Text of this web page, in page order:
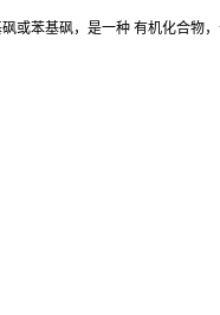
或苯基砜，是一种 有机化合物